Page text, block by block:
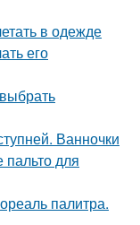
в одежде
его
Ванночки
для
палитра.